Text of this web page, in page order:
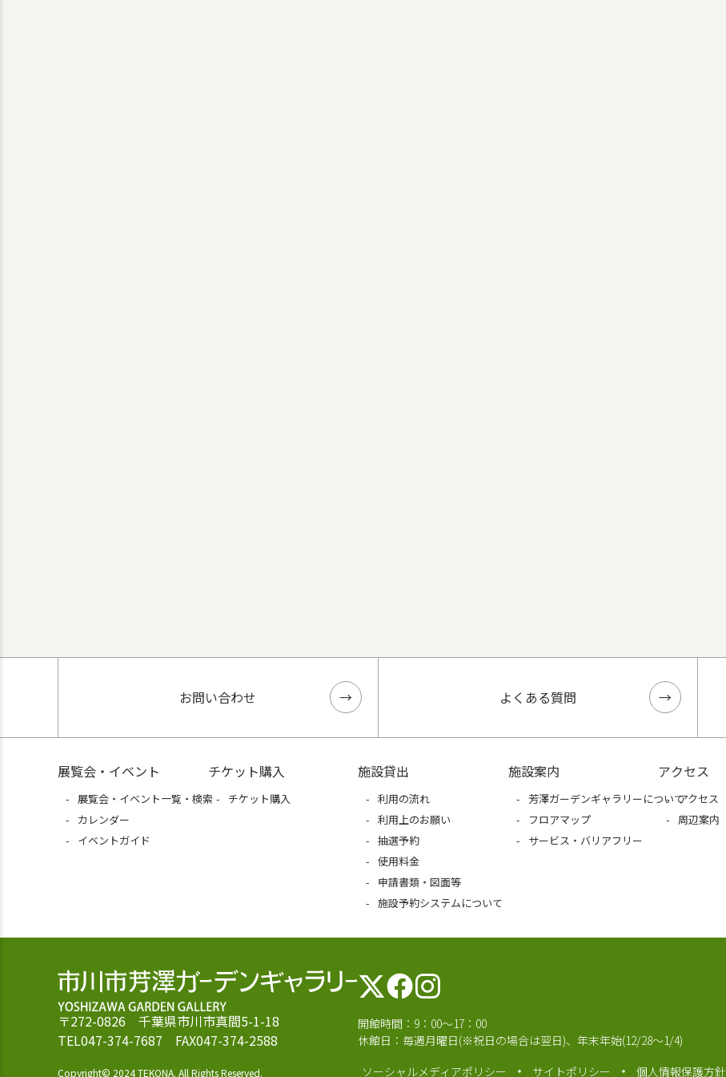
お問い合わせ よくある質問
展覧会・イベント
展覧会・イベント一覧・検索
カレンダー
イベントガイド
チケット購入
チケット購入
施設貸出
利用の流れ
利用上のお願い
抽選予約
使用料金
申請書類・図面等
施設予約システムについて
施設案内
芳澤ガーデンギャラリーについて
フロアマップ
サービス・バリアフリー
アクセス
アクセス
周辺案内
〒272-0826 千葉県市川市真間5-1-18
TEL047-374-7687 FAX047-374-2588
Copyright© 2024 TEKONA. All Rights Reserved.
開館時間：9：00～17：00
休館日：毎週月曜日(※祝日の場合は翌日)、年末年始(12/28～1/4)
ソーシャルメディアポリシー
サイトポリシー 個人情報保護方針